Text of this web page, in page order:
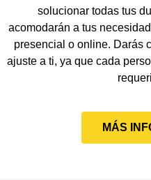
solucionar todas tus
acomodarán a tus
presencial o online. Darás
ajuste a ti, ya que cada
MÁS